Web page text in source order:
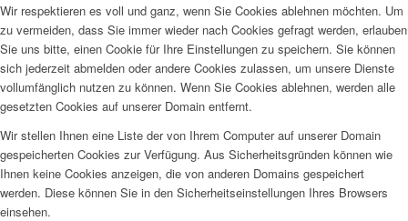
Wir respektieren es voll und ganz, wenn Sie Cookies ablehnen möchten. Um
zu vermeiden, dass Sie immer wieder nach Cookies gefragt werden, erlauben
Sie uns bitte, einen Cookie für Ihre Einstellungen zu speichern. Sie können
sich jederzeit abmelden oder andere Cookies zulassen, um unsere Dienste
vollumfänglich nutzen zu können. Wenn Sie Cookies ablehnen, werden alle
gesetzten Cookies auf unserer Domain entfernt.
Wir stellen Ihnen eine Liste der von Ihrem Computer auf unserer Domain
gespeicherten Cookies zur Verfügung. Aus Sicherheitsgründen können wie
Ihnen keine Cookies anzeigen, die von anderen Domains gespeichert
werden. Diese können Sie in den Sicherheitseinstellungen Ihres Browsers
einsehen.